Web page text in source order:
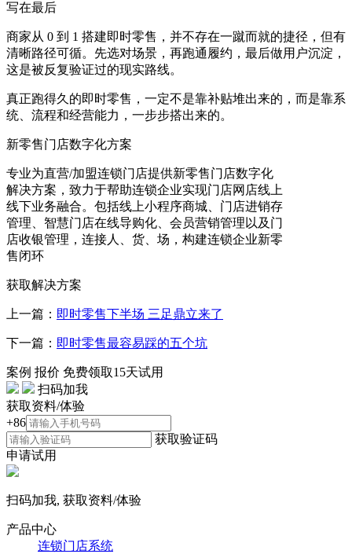
写在最后
商家从 0 到 1 搭建即时零售，并不存在一蹴而就的捷径，但有
清晰路径可循。先选对场景，再跑通履约，最后做用户沉淀，
这是被反复验证过的现实路线。
真正跑得久的即时零售，一定不是靠补贴堆出来的，而是靠系
统、流程和经营能力，一步步搭出来的。
新零售门店数字化方案
专业为直营/加盟连锁门店提供新零售门店数字化
解决方案，致力于帮助连锁企业实现门店网店线上
线下业务融合。包括线上小程序商城、门店进销存
管理、智慧门店在线导购化、会员营销管理以及门
店收银管理，连接人、货、场，构建连锁企业新零
售闭环
获取解决方案
上一篇： 即时零售下半场 三足鼎立来了
下一篇： 即时零售最容易踩的五个坑
案例 报价 免费领取15天试用
扫码加我
获取资料/体验
+86
获取验证码
申请试用
扫码加我, 获取资料/体验
产品中心
连锁门店系统